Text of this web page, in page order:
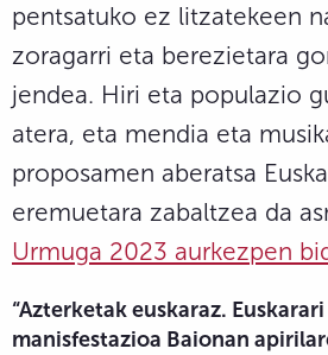
pentsatuko ez litzatekeen
zoragarri eta berezietara
jendea. Hiri eta populazio
atera, eta mendia eta
proposamen aberatsa
eremuetara zabaltzea da
Urmuga 2023 aurkezpen
“Azterketak euskaraz.
manisfestazioa Baionan